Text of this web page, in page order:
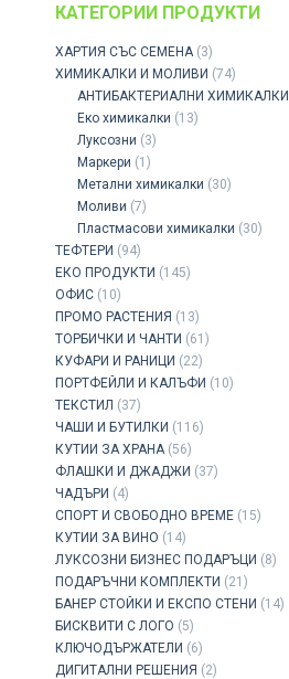
КАТЕГОРИИ ПРОДУКТИ
ХАРТИЯ СЪС СЕМЕНА (3)
ХИМИКАЛКИ И МОЛИВИ (74)
АНТИБАКТЕРИАЛНИ ХИМИКАЛКИ
Еко химикалки (13)
Луксозни (3)
Маркери (1)
Метални химикалки (30)
Моливи (7)
Пластмасови химикалки (30)
ТЕФТЕРИ (94)
ЕКО ПРОДУКТИ (145)
ОФИС (10)
ПРОМО РАСТЕНИЯ (13)
ТОРБИЧКИ И ЧАНТИ (61)
КУФАРИ И РАНИЦИ (22)
ПОРТФЕЙЛИ И КАЛЪФИ (10)
ТЕКСТИЛ (37)
ЧАШИ И БУТИЛКИ (116)
КУТИИ ЗА ХРАНА (56)
ФЛАШКИ И ДЖАДЖИ (37)
ЧАДЪРИ (4)
СПОРТ И СВОБОДНО ВРЕМЕ (15)
КУТИИ ЗА ВИНО (14)
ЛУКСОЗНИ БИЗНЕС ПОДАРЪЦИ (8)
ПОДАРЪЧНИ КОМПЛЕКТИ (21)
БАНЕР СТОЙКИ И ЕКСПО СТЕНИ (14)
БИСКВИТИ С ЛОГО (5)
КЛЮЧОДЪРЖАТЕЛИ (6)
ДИГИТАЛНИ РЕШЕНИЯ (2)